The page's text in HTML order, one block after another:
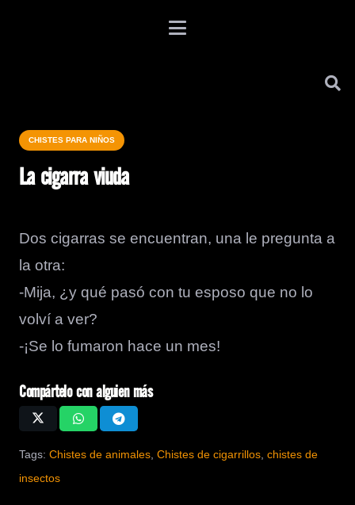
CHISTES PARA NIÑOS
La cigarra viuda
Dos cigarras se encuentran, una le pregunta a
la otra:
-Mija, ¿y qué pasó con tu esposo que no lo
volví a ver?
-¡Se lo fumaron hace un mes!
Compártelo con alguien más
Tags: Chistes de animales Chistes de cigarrillos chistes de
insectos